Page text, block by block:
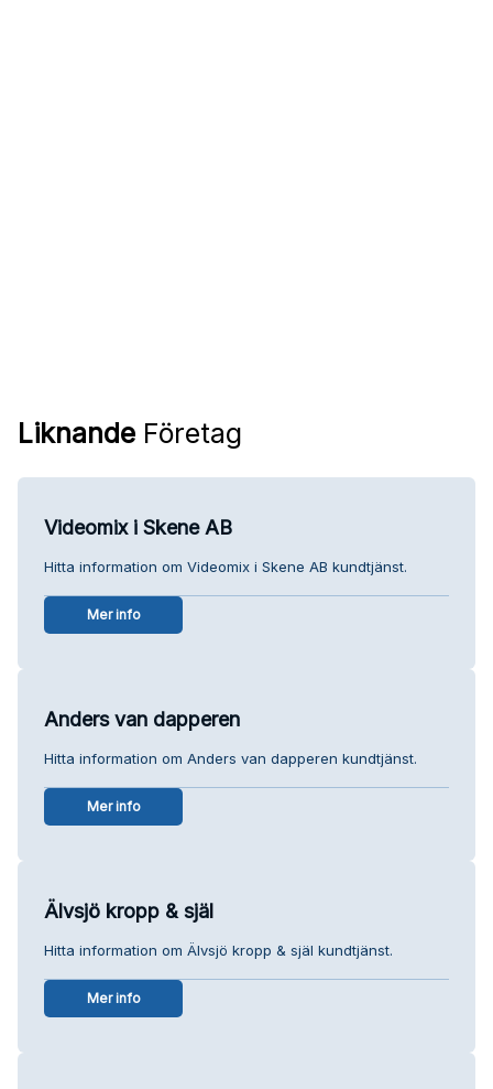
Liknande Företag
Videomix i Skene AB
Hitta information om Videomix i Skene AB kundtjänst.
Mer info
Anders van dapperen
Hitta information om Anders van dapperen kundtjänst.
Mer info
Älvsjö kropp & själ
Hitta information om Älvsjö kropp & själ kundtjänst.
Mer info